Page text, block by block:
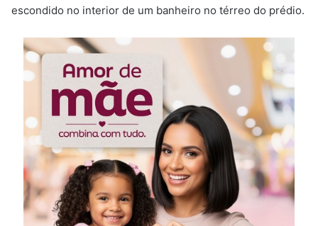
escondido no interior de um banheiro no térreo do prédio.